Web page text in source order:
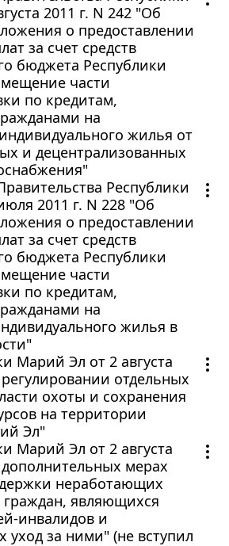
2011 г. N 242 "Об
о предоставлении
за счет средств
бюджета Республики
части
по кредитам,
на
жилья от
и децентрализованных
Республики
2011 г. N 228 "Об
о предоставлении
за счет средств
бюджета Республики
части
по кредитам,
на
жилья в
Марий Эл от 2 августа
отдельных
охоты и сохранения
на территории
Эл"
Марий Эл от 2 августа
мерах
неработающих
граждан, являющихся
инвалидов и
за ними" (не вступил